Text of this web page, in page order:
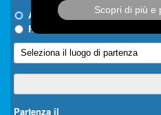
Scopri di più e